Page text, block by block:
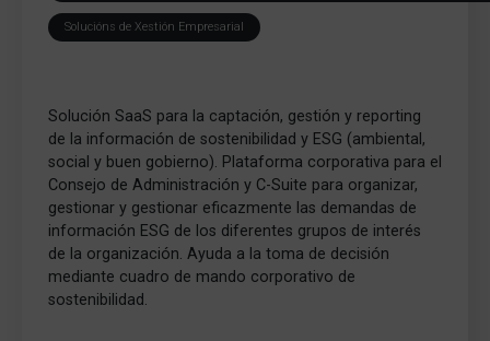
Solucións de Xestión Empresarial
Solución SaaS para la captación, gestión y reporting
de la información de sostenibilidad y ESG (ambiental,
social y buen gobierno). Plataforma corporativa para el
Consejo de Administración y C-Suite para organizar,
gestionar y gestionar eficazmente las demandas de
información ESG de los diferentes grupos de interés
de la organización. Ayuda a la toma de decisión
mediante cuadro de mando corporativo de
sostenibilidad.